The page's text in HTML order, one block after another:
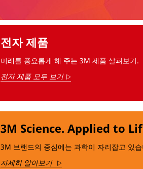
전자 제품
미래를 풍요롭게 해 주는 3M 제품 살펴보기.
전자 제품 모두 보기
3M Science. Applied to
3M 브랜드의 중심에는 과학이 자리잡고 있
자세히 알아보기